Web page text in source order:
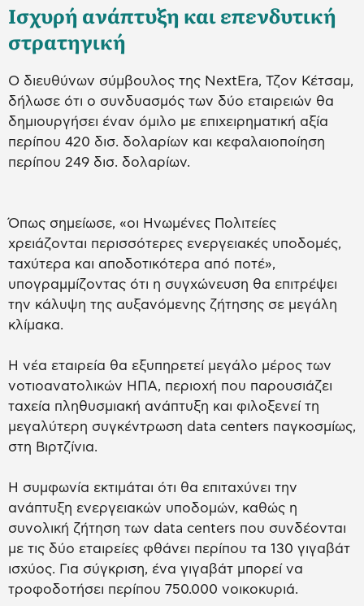
Ισχυρή ανάπτυξη και επενδυτική
στρατηγική
Ο διευθύνων σύμβουλος της NextEra, Τζον Κέτσαμ,
δήλωσε ότι ο συνδυασμός των δύο εταιρειών θα
δημιουργήσει έναν όμιλο με επιχειρηματική αξία
περίπου 420 δισ. δολαρίων και κεφαλαιοποίηση
περίπου 249 δισ. δολαρίων.
Όπως σημείωσε, «οι Ηνωμένες Πολιτείες
χρειάζονται περισσότερες ενεργειακές υποδομές,
ταχύτερα και αποδοτικότερα από ποτέ»,
υπογραμμίζοντας ότι η συγχώνευση θα επιτρέψει
την κάλυψη της αυξανόμενης ζήτησης σε μεγάλη
κλίμακα.
Η νέα εταιρεία θα εξυπηρετεί μεγάλο μέρος των
νοτιοανατολικών ΗΠΑ, περιοχή που παρουσιάζει
ταχεία πληθυσμιακή ανάπτυξη και φιλοξενεί τη
μεγαλύτερη συγκέντρωση data centers παγκοσμίως,
στη Βιρτζίνια.
Η συμφωνία εκτιμάται ότι θα επιταχύνει την
ανάπτυξη ενεργειακών υποδομών, καθώς η
συνολική ζήτηση των data centers που συνδέονται
με τις δύο εταιρείες φθάνει περίπου τα 130 γιγαβάτ
ισχύος. Για σύγκριση, ένα γιγαβάτ μπορεί να
τροφοδοτήσει περίπου 750.000 νοικοκυριά.